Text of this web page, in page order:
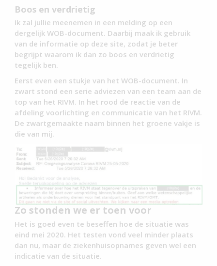
Boos en verdrietig
Ik zal jullie meenemen in een melding op een
dergelijk WOB-document. Daarbij maak ik gebruik
van de informatie op deze site, zodat je beter
begrijpt waarom ik dan zo boos en verdrietig
tegelijk ben.
Eerst even een stukje van het WOB-document. In
zwart stond een serie adviezen van een team aan de
top van het RIVM. In het rood de reactie van de
afdeling voorlichting en communicatie van het RIVM.
De zwartgemaakte naam binnen het groene vakje is
die van mij.
Zo stonden we er toen voor
Het is goed even te beseffen hoe de situatie was
eind mei 2020. Het testen vond veel minder plaats
dan nu, maar de ziekenhuisopnames geven wel een
indicatie van de situatie.